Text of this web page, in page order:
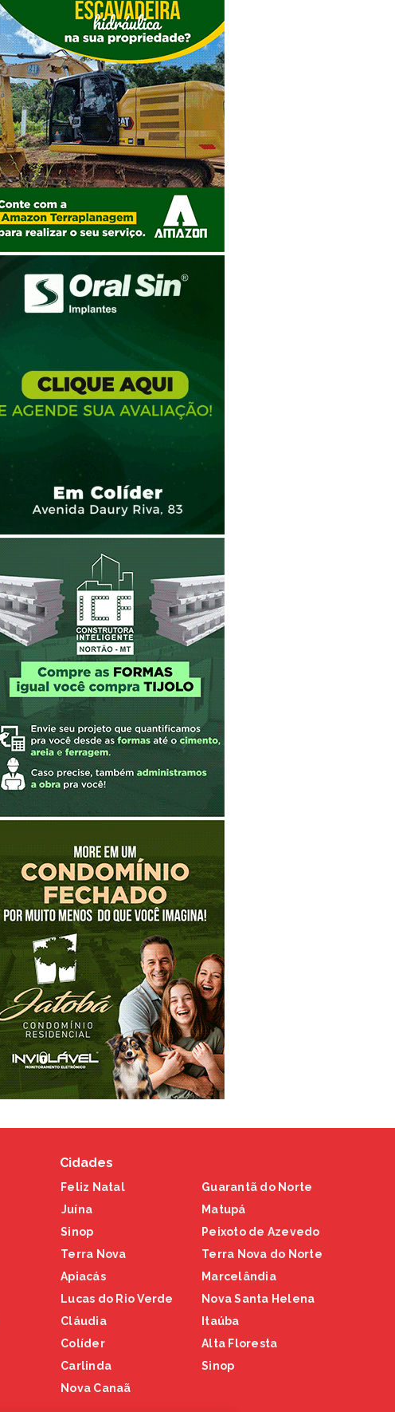
Cidades
Feliz Natal
Juína
Sinop
Terra Nova
Apiacás
Lucas do Rio Verde
Cláudia
Colíder
Carlinda
Nova Canaã
Guarantã do Norte
Matupá
Peixoto de Azevedo
Terra Nova do Norte
Marcelândia
Nova Santa Helena
Itaúba
Alta Floresta
Sinop